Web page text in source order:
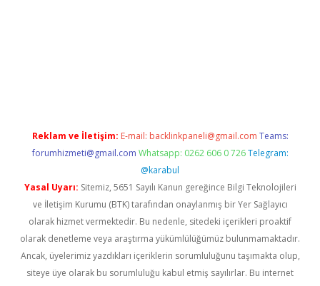
Reklam ve İletişim: E-mail: backlinkpaneli@gmail.com Teams:
forumhizmeti@gmail.com Whatsapp: 0262 606 0 726 Telegram:
@karabul
Yasal Uyarı: Sitemiz, 5651 Sayılı Kanun gereğince Bilgi Teknolojileri
ve İletişim Kurumu (BTK) tarafından onaylanmış bir Yer Sağlayıcı
olarak hizmet vermektedir. Bu nedenle, sitedeki içerikleri proaktif
olarak denetleme veya araştırma yükümlülüğümüz bulunmamaktadır.
Ancak, üyelerimiz yazdıkları içeriklerin sorumluluğunu taşımakta olup,
siteye üye olarak bu sorumluluğu kabul etmiş sayılırlar. Bu internet